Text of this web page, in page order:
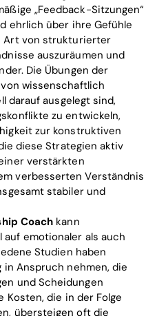
„Feedback-Sitzungen“
ehrlich über ihre Gefühle
Art von strukturierter
auszuräumen und
Die Übungen der
wissenschaftlich
darauf ausgelegt sind,
zu entwickeln,
zur konstruktiven
diese Strategien aktiv
verstärkten
verbesserten Verständnis
stabiler und
Coach kann
emotionaler als auch
Studien haben
in Anspruch nehmen, die
und Scheidungen
Kosten, die in der Folge
übersteigen oft die